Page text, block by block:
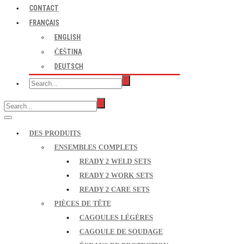
CONTACT
FRANÇAIS
ENGLISH
ČEŠTINA
DEUTSCH
DES PRODUITS
ENSEMBLES COMPLETS
READY 2 WELD SETS
READY 2 WORK SETS
READY 2 CARE SETS
PIÈCES DE TÊTE
CAGOULES LÉGÈRES
CAGOULE DE SOUDAGE